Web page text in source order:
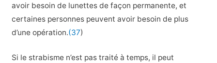
avoir besoin de lunettes de façon permanente, et
certaines personnes peuvent avoir besoin de plus
d’une opération.(37)
Si le strabisme n’est pas traité à temps, il peut